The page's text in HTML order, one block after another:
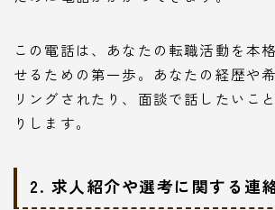
この電話は、あなたの転職活動を本
せるための第一歩。あなたの経歴や
リングされたり、面談で話したいこ
りします。
2. 求人紹介や選考に関する連